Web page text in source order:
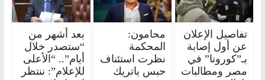
تفاصيل الإعلان
عن أول إصابة
بـ”كورونا” في
مصر ومطالبات
محامون:
المحكمة
نظرت استئناف
حبس باتريك
بعد أشهر من
“ستصدر خلال
أيام”.. “الأعلى
للإعلام”: ننتظر